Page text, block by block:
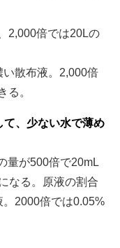
2,000倍では20Lの
い散布液。2,000倍
る。
て、少ない水で薄め
量が500倍で20mL
なる。原液の割合
2000倍では0.05%